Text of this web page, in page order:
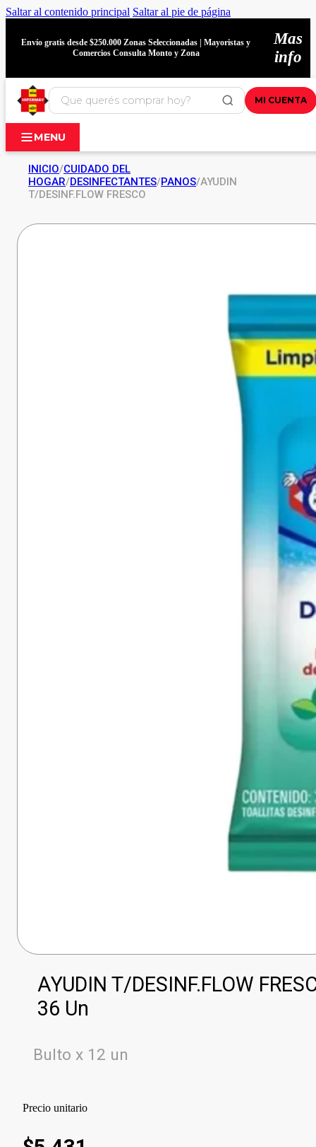
Saltar al contenido principal Saltar al pie de página
Envío gratis desde $250.000 Zonas Seleccionadas | Mayoristas y
Comercios Consulta Monto y Zona
Mas
info
MI CUENTA
MENU
INICIO/CUIDADO DEL
HOGAR/DESINFECTANTES/PANOS/AYUDIN
T/DESINF.FLOW FRESCO
AYUDIN T/DESINF.FLOW
36 Un
Bulto x 12 un
Precio unitario